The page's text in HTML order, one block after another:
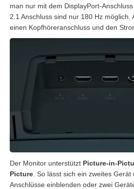
man nur mit dem DisplayPort-
2.1 Anschluss sind nur 180 Hz möglich.
einen Kopfhöreranschluss und den
Der Monitor unterstützt Picture-in-
Picture . So lässt sich ein zweites
Anschlüsse einblenden oder zwei